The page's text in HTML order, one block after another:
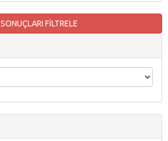
SONUÇLARI FİLTRELE